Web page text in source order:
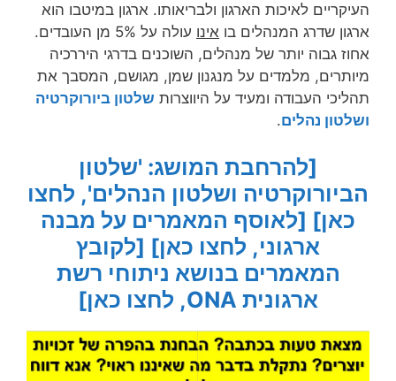
העיקריים לאיכות הארגון ולבריאותו. ארגון במיטבו הוא
ארגון שדרג המנהלים בו אינו
עולה על 5% מן העובדים.
אחוז גבוה יותר של מנהלים, השוכנים בדרגי היררכיה
מיותרים, מלמדים על מנגנון שמן, מגושם, המסבך את
תהליכי העבודה ומעיד על היווצרות שלטון ביורוקרטיה
ושלטון נהלים.
[להרחבת המושג: 'שלטון
הביורוקרטיה ושלטון הנהלים', לחצו
כאן] [לאוסף המאמרים על מבנה
ארגוני, לחצו כאן] [לקובץ
המאמרים בנושא ניתוחי רשת
ארגונית ONA, לחצו כאן]